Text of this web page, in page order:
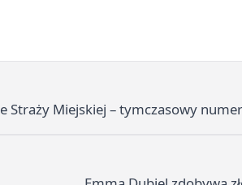
Straży Miejskiej – tymczasowy